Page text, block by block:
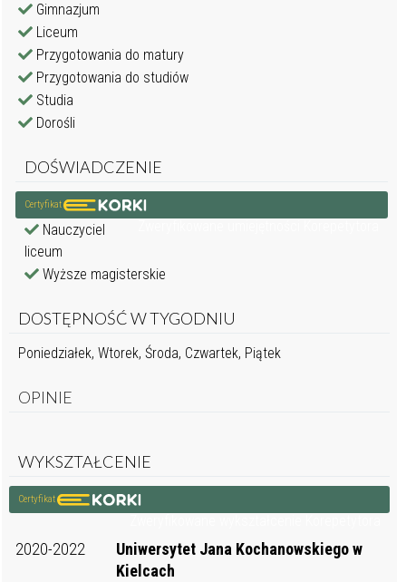
Gimnazjum
Liceum
Przygotowania do matury
Przygotowania do studiów
Studia
Dorośli
DOŚWIADCZENIE
Certyfikat
Nauczyciel
liceum
Wyższe magisterskie
DOSTĘPNOŚĆ W TYGODNIU
Poniedziałek, Wtorek, Środa, Czwartek, Piątek
OPINIE
WYKSZTAŁCENIE
Certyfikat
2020-2022
Uniwersytet Jana Kochanowskiego w
Kielcach